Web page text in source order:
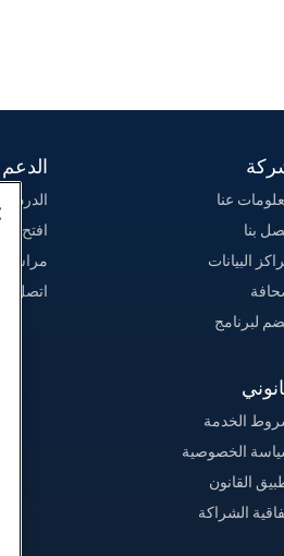
عنا
بنا
البيانات
لبرنامج
الخدمة
الخصوصية
القانون
الشراكة
الدعم
افتح
اتصل بنا (888) 404-